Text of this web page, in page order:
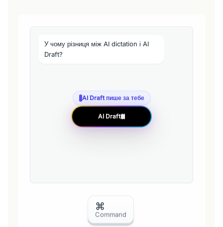
У чому різниця між AI dictation і AI
Draft?
AI Draft пише за тебе
AI Draft
⌘
Command